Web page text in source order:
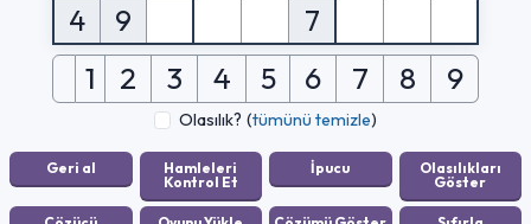
4
9 7
1 2 3 4 5 6 7 8 9
Olasılık? (tümünü temizle)